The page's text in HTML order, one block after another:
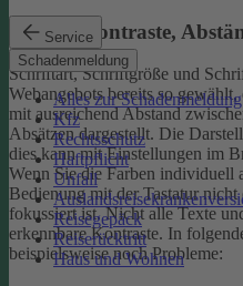
Service
Schadenmeldung
Alles zur Schadenmeldung
Kfz
Rechtsschutz
Haftpflicht
Unfall
Reisegepäck
Reiserücktritt
Haus und Wohnen
Schrift, Kontraste,
Schriftart, Schriftgröße und
Webangebots bereits so gewählt,
mit ausreichend Abstand
Absätzen dargestellt. Die
dies kann mit Einstellungen im
Wenn Sie die Farben individuell
Bedienung mit der Tastatur
fokussiert ist.Nicht alle Texte
erkennbare Kontraste. In
beispielsweise noch Probleme: